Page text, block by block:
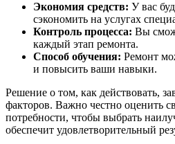
Экономия средств: У вас
сэкономить на услугах
Контроль процесса: Вы
каждый этап ремонта.
Способ обучения: Ремонт
и повысить ваши навыки.
Решение о том, как действовать,
факторов. Важно честно оценить
потребности, чтобы выбрать
обеспечит удовлетворительный